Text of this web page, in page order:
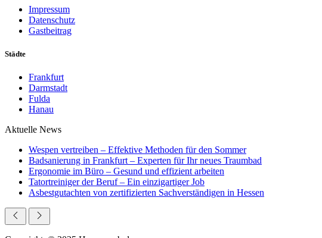
Impressum
Datenschutz
Gastbeitrag
Städte
Frankfurt
Darmstadt
Fulda
Hanau
Aktuelle News
Wespen vertreiben – Effektive Methoden für den Sommer
Badsanierung in Frankfurt – Experten für Ihr neues Traumbad
Ergonomie im Büro – Gesund und effizient arbeiten
Tatortreiniger der Beruf – Ein einzigartiger Job
Asbestgutachten von zertifizierten Sachverständigen in Hessen